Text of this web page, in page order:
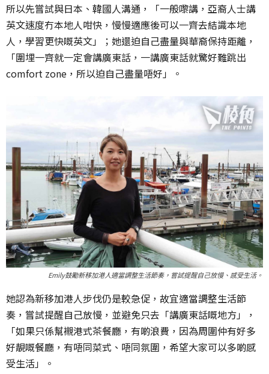
所以先嘗試與日本、韓國人溝通，「一般嚟講，亞裔人士講
英文速度冇本地人咁快，慢慢適應後可以一齊去結識本地
人，學習更快嘅英文」；她還迫自己盡量與華裔保持距離，
「圍埋一齊就一定會講廣東話，一講廣東話就驚好難跳出
comfort zone，所以迫自己盡量唔好」。
Emily鼓勵新移加港人適當調整生活節奏，嘗試提醒自己放慢、感受生活。
她認為新移加港人步伐仍是較急促，故宜適當調整生活節
奏，嘗試提醒自己放慢，並避免只去「講廣東話嘅地方」，
「如果只係幫襯港式茶餐廳，有啲浪費，因為周圍仲有好多
好靚嘅餐廳，有唔同菜式、唔同氛圍，希望大家可以多啲感
受生活」。